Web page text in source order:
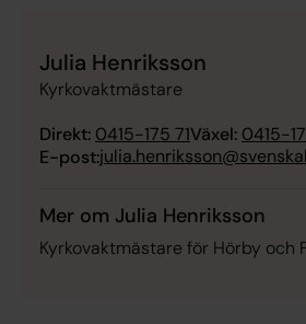
Julia Henriksson
Kyrkovaktmästare
Direkt: 0415-175 71Växel: 0415-
E-post:
Mer om Julia Henriksson
Kyrkovaktmästare för Hörby och